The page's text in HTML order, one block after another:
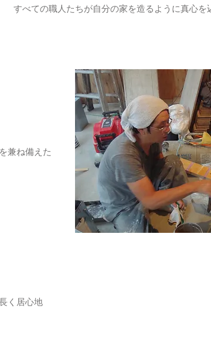
すべての職人たちが自分の家を造るように真心
兼ね備えた
く居心地